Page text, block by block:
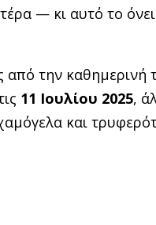
— κι αυτό το
από την καθημερινή
11 Ιουλίου 2025,
και